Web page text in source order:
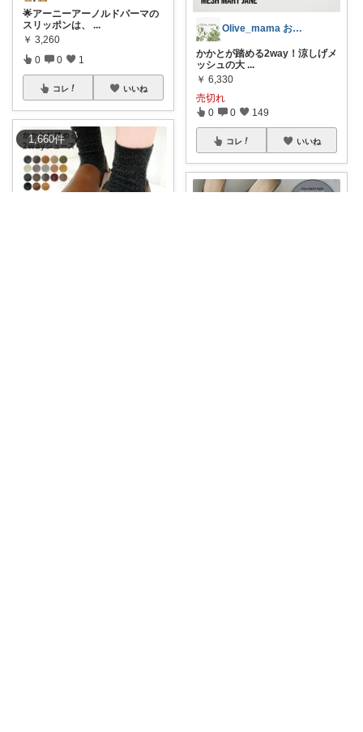
1,660件
🌟アーニーアーノルドパーマの
スリッポンは、
...
￥ 3,260
0 0 1
コレ いいね
Olive_mama おしゃれと暮らし
かかとが踏める2way！涼しげメ
ッシュの大 ...
￥ 6,330
売切れ
0 0 149
コレ いいね